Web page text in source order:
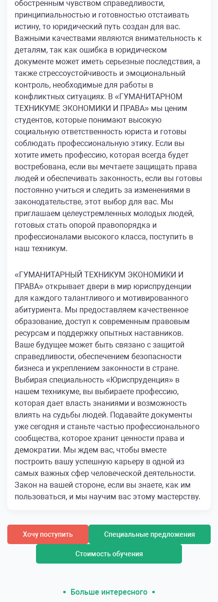
обостренным чувством справедливости,
принципиальностью и готовностью отстаивать
истину, то юридический путь создан для вас.
Важными качествами являются внимательность к
деталям, так как ошибка в юридическом
документе может иметь серьезные последствия, а
также стрессоустойчивость и эмоциональный
контроль, необходимые для работы в
конфликтных ситуациях. В «ГУМАНИТАРНОМ
ТЕХНИКУМЕ ЭКОНОМИКИ И ПРАВА» мы ценим
студентов, которые понимают высокую
социальную ответственность юриста и готовы
соблюдать профессиональную этику. Если вы
хотите иметь профессию, которая всегда будет
востребована, если вы мечтаете защищать права
людей и обеспечивать законность, если вы готовы
постоянно учиться и следить за изменениями в
законодательстве, этот выбор для вас. Мы
приглашаем целеустремленных молодых людей,
готовых стать опорой правопорядка и
профессионалами высокого класса, поступить в
наш техникум.
«ГУМАНИТАРНЫЙ ТЕХНИКУМ ЭКОНОМИКИ И
ПРАВА» открывает двери в мир юриспруденции
для каждого талантливого и мотивированного
абитуриента. Мы предоставляем качественное
образование, доступ к современным правовым
ресурсам и поддержку опытных наставников.
Ваше будущее может быть связано с защитой
справедливости, обеспечением безопасности
бизнеса и укреплением законности в стране.
Выбирая специальность «Юриспруденция» в
нашем техникуме, вы выбираете профессию,
которая дает власть знаниями и возможность
влиять на судьбы людей. Подавайте документы
уже сегодня и станьте частью профессионального
сообщества, которое хранит ценности права и
демократии. Мы ждем вас, чтобы вместе
построить вашу успешную карьеру в одной из
самых важных сфер человеческой деятельности.
Закон на вашей стороне, если вы знаете, как им
пользоваться, и мы научим вас этому мастерству.
Хочу поступить Специальные предложения
Стоимость обучения
Больше интересного